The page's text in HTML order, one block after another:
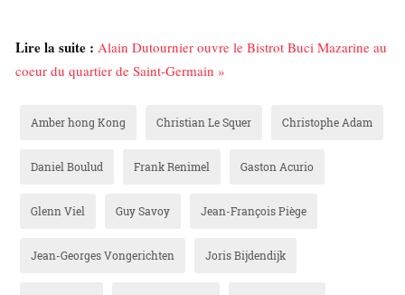
Lire la suite : Alain Dutournier ouvre le Bistrot Buci Mazarine au
coeur du quartier de Saint-Germain »
Amber hong Kong Christian Le Squer Christophe Adam
Daniel Boulud Frank Renimel Gaston Acurio
Glenn Viel Guy Savoy Jean-François Piège
Jean-Georges Vongerichten Joris Bijdendijk